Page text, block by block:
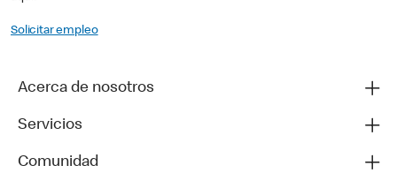
Solicitar empleo
Acerca de nosotros
Servicios
Comunidad